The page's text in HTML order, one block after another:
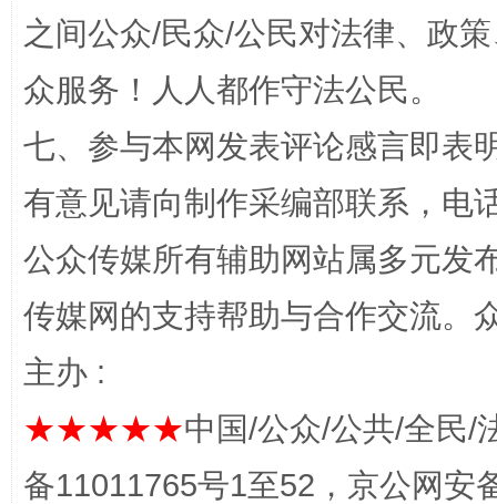
招工难、用工荒背后
网上购药对药下症？
之间公众/民众/公民对法律、政
众服务！人人都作守法公民。
七、参与本网发表评论感言即表
有意见请向制作采编部联系，电
公众传媒所有辅助网站属多元发
传媒网的支持帮助与合作交流。
主办 :
★★★★★中国/公众/公共/全民/
备11011765号1至52，京公网安